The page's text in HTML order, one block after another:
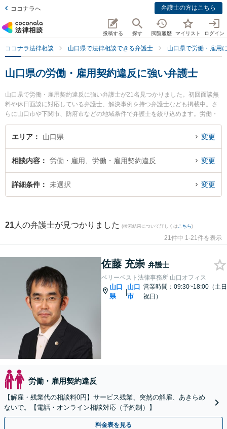
ココナラへ 弁護士の方はこちら
投稿する 探す 閲覧履歴 マイリスト ログイン
ココナラ法律相談 山口県で法律相談できる弁護士 山口県で労働・雇用
山口県の労働・雇用契約違反に強い弁護士
山口県で労働・雇用契約違反に強い弁護士が21名見つかりました。初回面談無
料や休日面談に対応している弁護士、解決事例を持つ弁護士なども掲載中。さ
らに山口市や下関市、防府市などの地域条件で弁護士を絞り込めます。労働・
雇用に関係する不当解雇や退職勧奨、内定取消等の細かな分野での絞り込み検
索もでき便利です。特にベリーベスト法律事務所 山口オフィスの佐藤 充崇弁護
す。『山口県で土日や夜間に発生した労働・雇用契約違反のトラブルを今すぐ
に弁護士に相談したい』『労働・雇用契約違反のトラブル解決の実績豊富な近
くの弁護士を検索したい』『初回相談無料で労働・雇用契約違反を法律相談で
エリア 山口県 変更
相談内容 労働・雇用、労働・雇用契約違反 変更
詳細条件 未選択 変更
21 人の弁護士が見つかりました (検索結果について詳しくは こちら)
21件中 1-21件を表示
佐藤 充崇 弁護士
ベリーベスト法律事務所 山口オフィス
山口
県
|
山口
市
営業時間：09:30~18:00（土日
祝日）
労働・雇用契約違反
【解雇・残業代の相談料0円】サービス残業、突然の解雇、あきらめ
ないで。【電話・オンライン相談対応（予約制）】
料金表を見る